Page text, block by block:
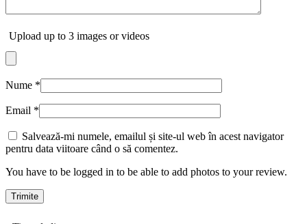
Upload up to 3 images or videos
Nume *
Email *
Salvează-mi numele, emailul și site-ul web în acest navigator
pentru data viitoare când o să comentez.
You have to be logged in to be able to add photos to your review.